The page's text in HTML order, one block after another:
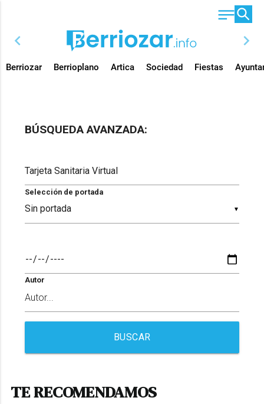
chevron_left chevron_right
Berriozar Berrioplano Artica Sociedad Fiestas
BÚSQUEDA AVANZADA:
▼
Selección de portada
Autor
BUSCAR
TE RECOMENDAMOS